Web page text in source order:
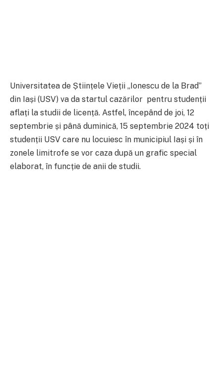
Universitatea de Științele Vieții „Ionescu de la Brad”
din Iași (USV) va da startul cazărilor pentru studenții
aflați la studii de licență. Astfel, începând de joi, 12
septembrie și până duminică, 15 septembrie 2024 toți
studenții USV care nu locuiesc în municipiul Iași și în
zonele limitrofe se vor caza după un grafic special
elaborat, în funcție de anii de studii.